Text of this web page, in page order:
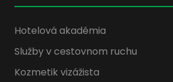
Hotelová akadémia
Služby v cestovnom ruchu
Kozmetik vizážista